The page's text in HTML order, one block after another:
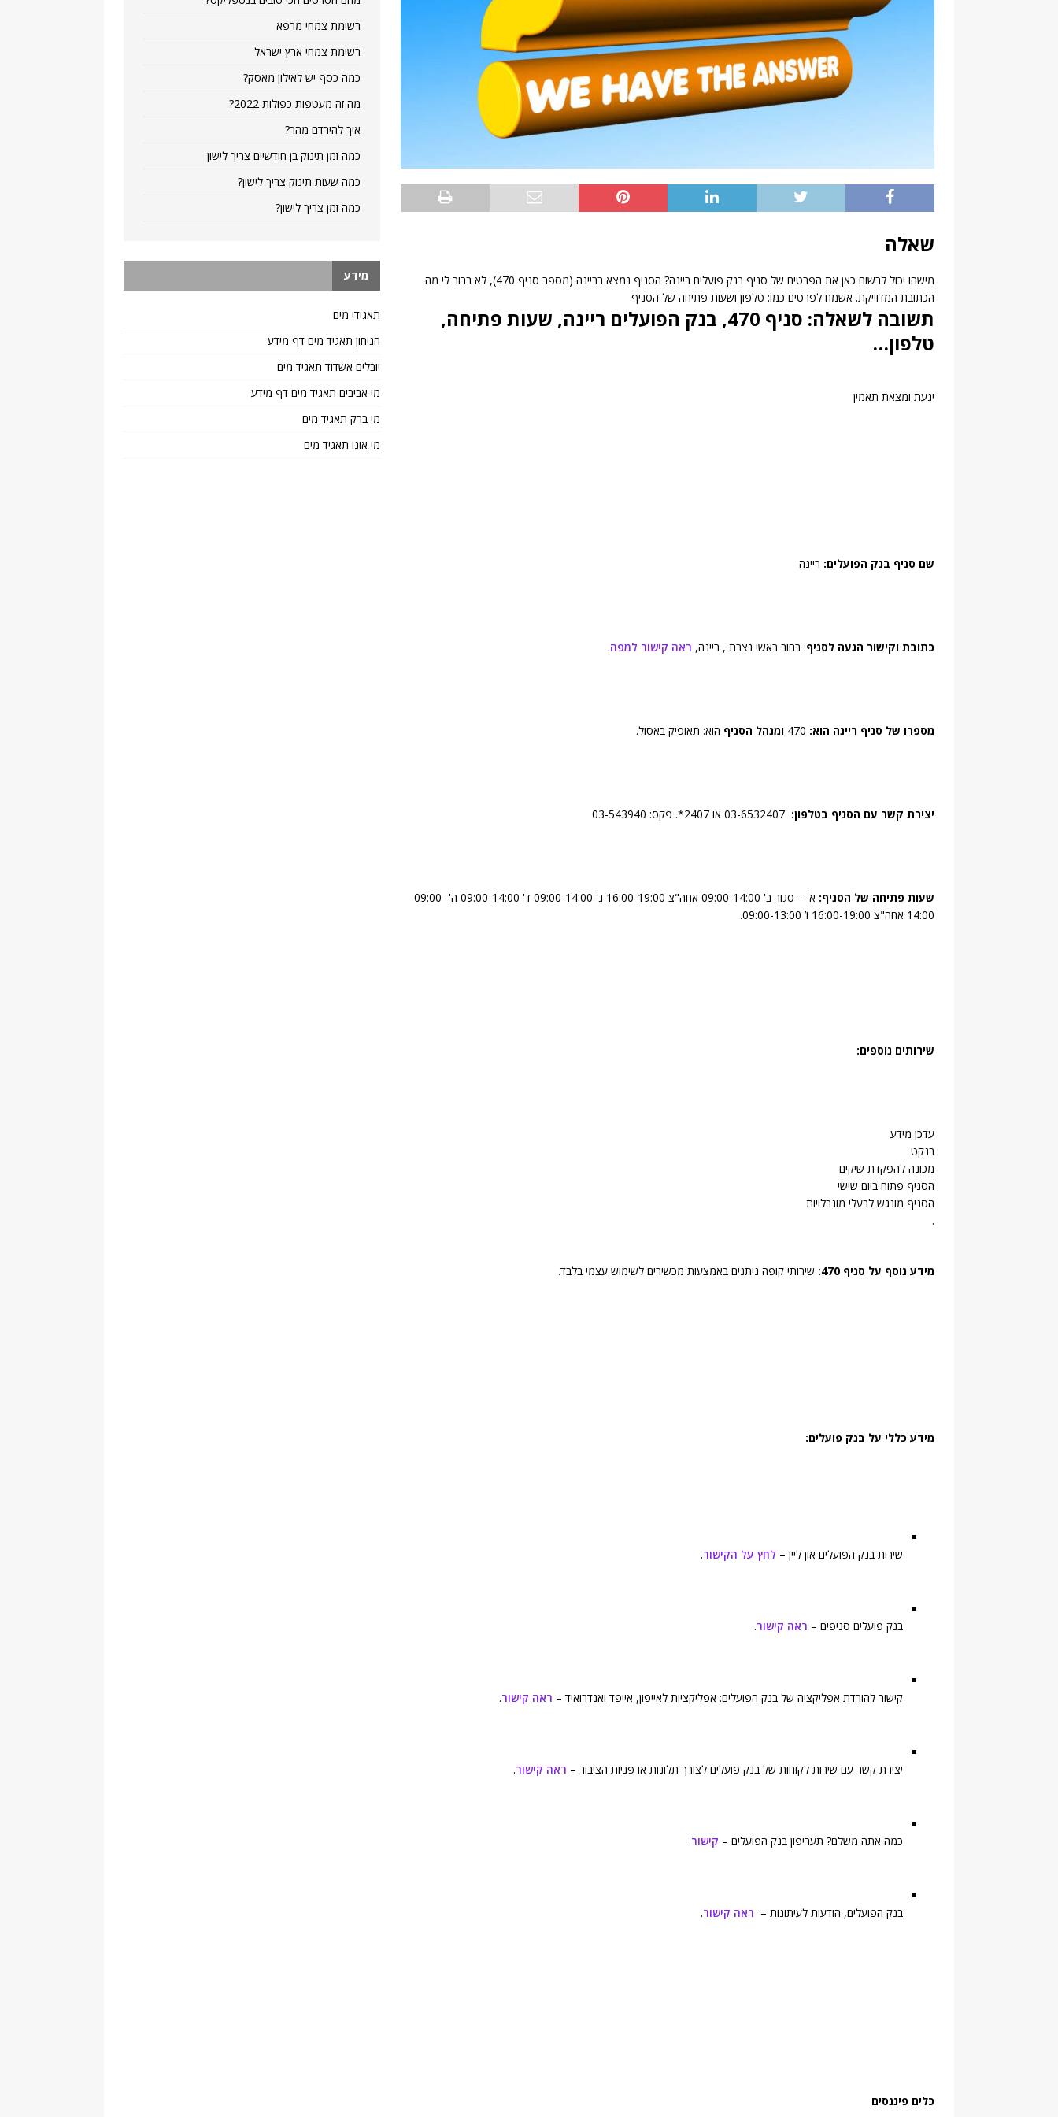
שאלה
מישהו יכול לרשום כאן את הפרטים של סניף בנק פועלים ריינה? הסניף נמצא בריינה (מספר סניף 470), לא ברור לי מה
הכתובת המדוייקת. אשמח לפרטים כמו: טלפון ושעות פתיחה של הסניף
תשובה לשאלה: סניף 470, בנק הפועלים ריינה, שעות פתיחה,
טלפון…
יגעת ומצאת תאמין
שם סניף בנק הפועלים: ריינה
כתובת וקישור הגעה לסניף: רחוב ראשי נצרת , ריינה, ראה קישור למפה.
מספרו של סניף ריינה הוא: ומנהל הסניף הוא: תאופיק באסול.
יצירת קשר עם הסניף בטלפון:
שעות פתיחה של הסניף:
א' – סגור ב' 09:00-14:00 אחה"צ 16:00-19:00 ג' 09:00-14:00 ד' 09:00-14:00 ה' 09:00-
14:00 אחה"צ 16:00-19:00 ו’ 09:00-13:00.
שירותים נוספים:
עדכן מידע
בנקט
מכונה להפקדת שיקים
הסניף פתוח ביום שישי
הסניף מונגש לבעלי מוגבלויות
.
מידע נוסף על סניף 470: שירותי קופה ניתנים באמצעות מכשירים לשימוש עצמי בלבד.
מידע כללי על בנק פועלים:
שירות בנק הפועלים און ליין – לחץ על הקישור.
בנק פועלים סניפים – ראה קישור.
קישור להורדת אפליקציה של בנק הפועלים: אפליקציות לאייפון, אייפד ואנדרואיד – ראה קישור.
יצירת קשר עם שירות לקוחות של בנק פועלים לצורך תלונות או פניות הציבור – ראה קישור.
כמה אתה משלם? תעריפון בנק הפועלים – קישור.
בנק הפועלים, הודעות לעיתונות – ראה קישור.
כלים פיננסים
רשימת צמחי מרפא
רשימת צמחי ארץ ישראל
כמה כסף יש לאילון מאסק?
מה זה מעטפות כפולות 2022?
איך להירדם מהר?
כמה זמן תינוק בן חודשיים צריך לישון
כמה שעות תינוק צריך לישון?
כמה זמן צריך לישון?
מידע
תאגידי מים
הגיחון תאגיד מים דף מידע
יובלים אשדוד תאגיד מים
מי אביבים תאגיד מים דף מידע
מי ברק תאגיד מים
מי אונו תאגיד מים